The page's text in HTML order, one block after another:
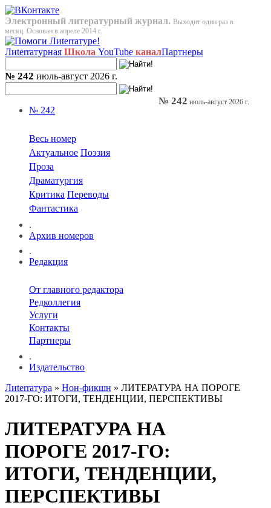
Электронный литературный журнал. Выходит один раз в
месяц. Основан в апреле 2014 г.
Лиterraтурная Школа YouTube каналПартнеры
№ 242 июль-август 2026 г.
№ 242
Весь номер
Актуальное Поэзия
Проза
Драматургия
Критика Переводы
Фантастика
.
Архив номеров
.
Редакция
От главного редактора
Редколлегия
Услуги
Контакты
Партнеры
.
Издательство
№ 242 июль-август 2026 г.
Лиterraтура » Нон-фикшн » ЛИТЕРАТУРА НА ПОРОГЕ
2017-ГО: ИТОГИ, ТЕНДЕНЦИИ, ПЕРСПЕКТИВЫ
ЛИТЕРАТУРА НА
ПОРОГЕ 2017-ГО:
ИТОГИ, ТЕНДЕНЦИИ,
ПЕРСПЕКТИВЫ